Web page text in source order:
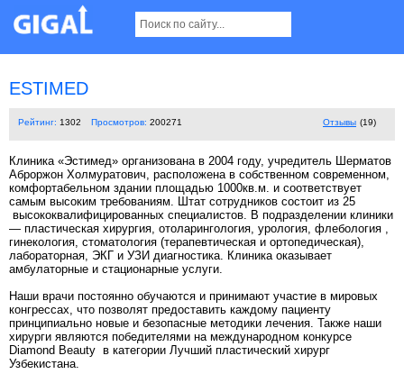
ESTIMED
Рейтинг: 1302 Просмотров: 200271 Отзывы (19)
Клиника «Эстимед» организована в 2004 году, учредитель Шерматов
Аброржон Холмуратович, расположена в собственном современном,
комфортабельном здании площадью 1000кв.м. и соответствует
самым высоким требованиям. Штат сотрудников состоит из 25
высококвалифицированных специалистов. В подразделении клиники
— пластическая хирургия, отоларингология, урология, флебология ,
гинекология, стоматология (терапевтическая и ортопедическая),
лабораторная, ЭКГ и УЗИ диагностика. Клиника оказывает
амбулаторные и стационарные услуги.
Наши врачи постоянно обучаются и принимают участие в мировых
конгрессах, что позволят предоставить каждому пациенту
принципиально новые и безопасные методики лечения. Также наши
хирурги являются победителями на международном конкурсе
Diamond Beauty в категории Лучший пластический хирург
Узбекистана.